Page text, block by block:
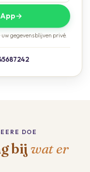
→
uw gegevens blijven privé.
DOE
bij wat er